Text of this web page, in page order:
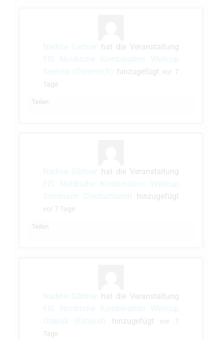
Nadine Gärtner hat die Veranstaltung
FIS Nordische Kombination Weltcup
Seefeld (Österreich) hinzugefügt vor 7
Tage
Teilen
Nadine Gärtner hat die Veranstaltung
FIS Nordische Kombination Weltcup
Schonach (Deutschland)
hinzugefügt
vor 7 Tage
Teilen
Nadine Gärtner hat die Veranstaltung
FIS Nordische Kombination Weltcup
Otepää (Estland) hinzugefügt
vor 7
Tage